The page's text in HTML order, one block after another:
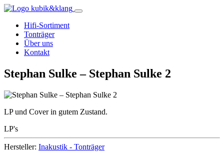
Hifi-Sortiment
Tonträger
Über uns
Kontakt
Stephan Sulke – Stephan Sulke 2
LP und Cover in gutem Zustand.
LP's
Hersteller: Inakustik - Tonträger